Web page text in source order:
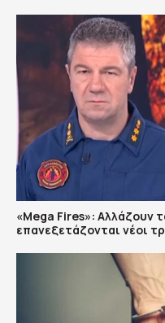
«Mega Fires»: Αλλάζουν
επανεξετάζονται νέοι